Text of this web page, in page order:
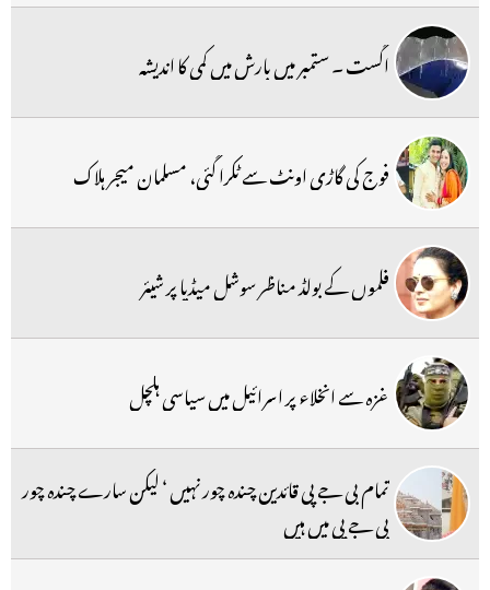
اگست ۔ ستمبر میں بارش میں کمی کا اندیشہ
فوج کی گاڑی اونٹ سے ٹکرا گئی، مسلمان میجر ہلاک
فلموں کے بولڈ مناظر سوشل میڈیا پر شیئر
غزہ سے انخلاء پر اسرائیل میں سیاسی ہلچل
تمام بی جے پی قائدین چندہ چور نہیں ‘ لیکن سارے چندہ چور
بی جے پی میں ہیں